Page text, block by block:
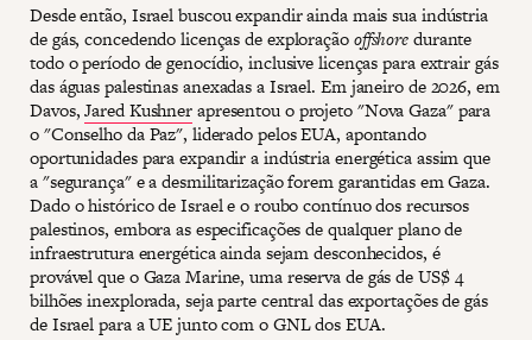
Desde então, Israel buscou expandir ainda mais sua indústria
de gás, concedendo licenças de exploraçãooffshoredurante
todo o período de genocídio, inclusive licenças para extrair gás
das águas palestinas anexadas a Israel. Em janeiro de 2026, em
Davos,Jared Kushnerapresentou o projeto "Nova Gaza" para
o "Conselho da Paz", liderado pelos EUA, apontando
oportunidades para expandir a indústria energética assim que
a "segurança" e a desmilitarização forem garantidas em Gaza.
Dado o histórico de Israel e o roubo contínuo dos recursos
palestinos, embora as especificações de qualquer plano de
infraestrutura energética ainda sejam desconhecidos, é
provável que o Gaza Marine, uma reserva de gás de US$ 4
bilhões inexplorada, seja parte central das exportações de gás
de Israel para a UE junto com o GNL dos EUA.